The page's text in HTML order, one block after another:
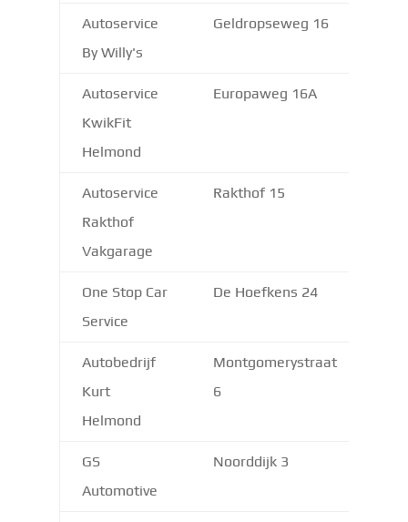
Autoservice
By Willy's
Geldropseweg 16
Autoservice
KwikFit
Helmond
Europaweg 16A
Autoservice
Rakthof
Vakgarage
Rakthof 15
One Stop Car
Service
De Hoefkens 24
Autobedrijf
Kurt
Helmond
Montgomerystraat
6
GS
Automotive
Noorddijk 3